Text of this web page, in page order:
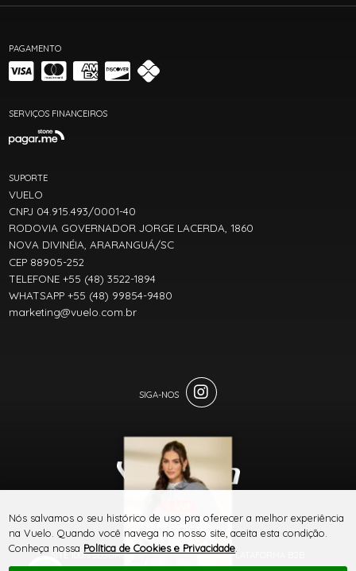
PAGAMENTO
SERVIÇOS FINANCEIROS
SITE 100% SEGURO PLATAFORMA B2B
SUPORTE
VUELO
CNPJ 04.915.493/0001-40
RODOVIA GOVERNADOR JORGE LACERDA, 1860
NOVA DIVINÉIA, ARARANGUÁ/SC
CEP 88905-252
TELEFONE +55 (48) 3522-1894
WHATSAPP +55 (48) 99854-9480
marketing@vuelo.com.br
® TODOS DIREITOS RESERVADOS
MANUAL DO JEANS
VUELO
Nós salvamos o seu histórico de uso pra oferecer a melhor experiência
na Vuelo. Quando você navega no nosso site, aceita esta condição.
Conheça nossa Política de Cookies e Privacidade